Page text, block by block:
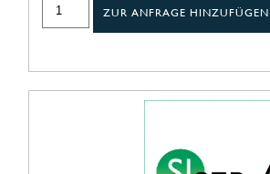
ZUR ANFRAGE HINZUFÜGEN